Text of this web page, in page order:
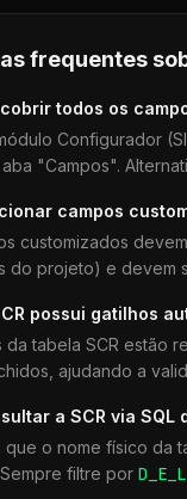
frequentes
todos os
Configurador
"Campos".
campos
customizados
do projeto) e devem
possui gatilhos
da tabela SCR estão
ajudando a
a SCR via SQL
que o nome físico da
filtre por